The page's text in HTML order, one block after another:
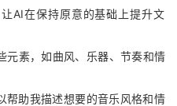
AI在保持原意的基础上提升文
元素，如曲风、乐器、节奏和情
帮助我描述想要的音乐风格和情